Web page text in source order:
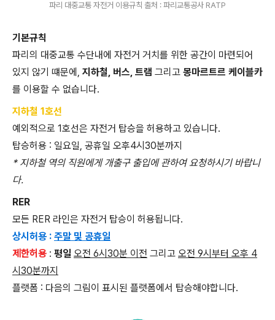
파리 대중교통 자전거 이용규칙 출처 : 파리교통공사 RATP
기본규칙
파리의 대중교통 수단내에 자전거 거치를 위한 공간이 마련되어
있지 않기 떄문에, 지하철, 버스, 트램 그리고 몽마르트르 케이블카
를 이용할 수 없습니다.
지하철 1호선
예외적으로 1호선은 자전거 탑승을 허용하고 있습니다.
탑승허용 : 일요일, 공휴일 오후4시30분까지
* 지하철 역의 직원에게 개출구 출입에 관하여 요청하시기 바랍니
다.
RER
모든 RER 라인은 자전거 탑승이 허용됩니다.
상시허용 : 주말 및 공휴일
제한허용 : 평일 오전 6시30분 이전 그리고 오전 9시부터 오후 4
시30분까지
플랫폼 : 다음의 그림이 표시된 플랫폼에서 탑승해야합니다.